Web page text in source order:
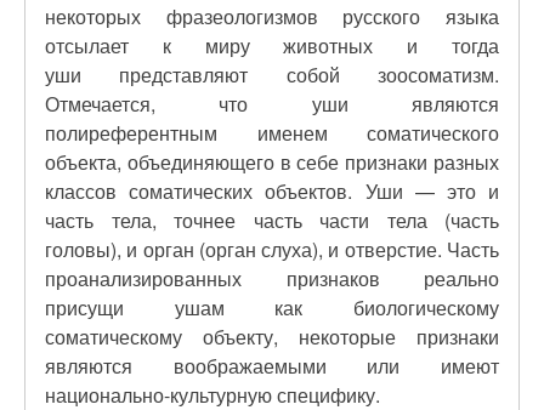
некоторых фразеологизмов русского языка
отсылает к миру животных и тогда
уши представляют собой зоосоматизм.
Отмечается, что уши являются
полиреферентным именем соматического
объекта, объединяющего в себе признаки разных
классов соматических объектов. Уши — это и
часть тела, точнее часть части тела (часть
головы), и орган (орган слуха), и отверстие. Часть
проанализированных признаков реально
присущи ушам как биологическому
соматическому объекту, некоторые признаки
являются воображаемыми или имеют
национально-культурную специфику.